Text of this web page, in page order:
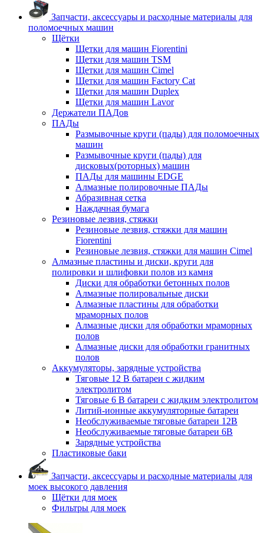
Запчасти, аксессуары и расходные материалы для
поломоечных машин
Щётки
Щетки для машин Fiorentini
Щетки для машин TSM
Щетки для машин Cimel
Щетки для машин Factory Cat
Щетки для машин Duplex
Щетки для машин Lavor
Держатели ПАДов
ПАДы
Размывочные круги (пады) для поломоечных
машин
Размывочные круги (пады) для
дисковых(роторных) машин
ПАДы для машины EDGE
Алмазные полировочные ПАДы
Абразивная сетка
Наждачная бумага
Резиновые лезвия, стяжки
Резиновые лезвия, стяжки для машин
Fiorentini
Резиновые лезвия, стяжки для машин Cimel
Алмазные пластины и диски, круги для
полировки и шлифовки полов из камня
Диски для обработки бетонных полов
Алмазные полировальные диски
Алмазные пластины для обработки
мраморных полов
Алмазные диски для обработки мраморных
полов
Алмазные диски для обработки гранитных
полов
Аккумуляторы, зарядные устройства
Тяговые 12 В батареи с жидким
электролитом
Тяговые 6 В батареи с жидким электролитом
Литий-ионные аккумуляторные батареи
Необслуживаемые тяговые батареи 12В
Необслуживаемые тяговые батареи 6В
Зарядные устройства
Пластиковые баки
Запчасти, аксессуары и расходные материалы для
моек высокого давления
Щётки для моек
Фильтры для моек